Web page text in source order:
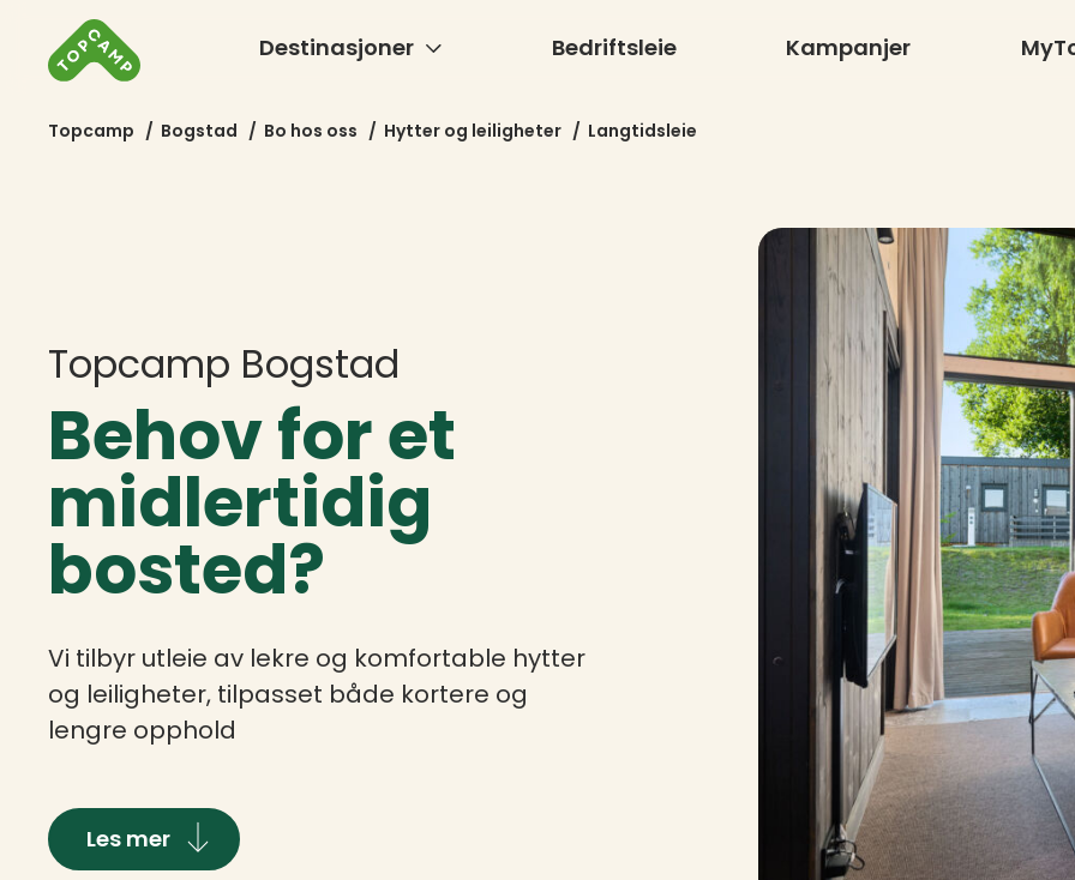
Destinasjoner Bedriftsleie Kampanjer
Topcamp / Bogstad / Bo hos oss / Hytter og leiligheter / Langtidsleie
Topcamp Bogstad
Behov for et
midlertidig
bosted?
Vi tilbyr utleie av lekre og komfortable hytter
og leiligheter, tilpasset både kortere og
lengre opphold
Les mer